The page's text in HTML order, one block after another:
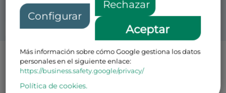
Política de Privacidad Patronos
El CENTRO DE ESTUDIOS PARA EL FOMENTO DE LA
INVESTIGACION CEFI FUNDACION PRIVADA con N.I.F
Configurar
Rechazar
Aceptar
Más información sobre cómo Google gestiona los datos
personales en el siguiente enlace:
https://business.safety.google/privacy/
Política de cookies.